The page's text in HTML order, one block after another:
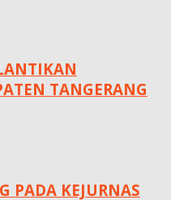
TANGERANG
PADA KEJURNAS